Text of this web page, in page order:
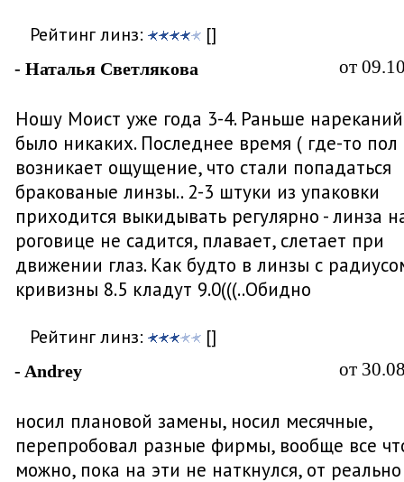
Рейтинг линз: []
- Наталья Светлякова от
Ношу Моист уже года 3-4. Раньше
было никаких. Последнее время ( где-то пол
возникает ощущение, что стали попадаться
бракованые линзы.. 2-3 штуки из упаковки
приходится выкидывать регулярно - линза
роговице не садится, плавает, слетает при
движении глаз. Как будто в линзы с
кривизны 8.5 кладут 9.0(((..Обидно
Рейтинг линз: []
- Andrey от
носил плановой замены, носил месячные,
перепробовал разные фирмы, вообще все
можно, пока на эти не наткнулся, от реально